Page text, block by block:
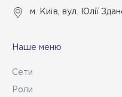
м. Київ, вул. Юлії
Наше меню
Сети
Роли